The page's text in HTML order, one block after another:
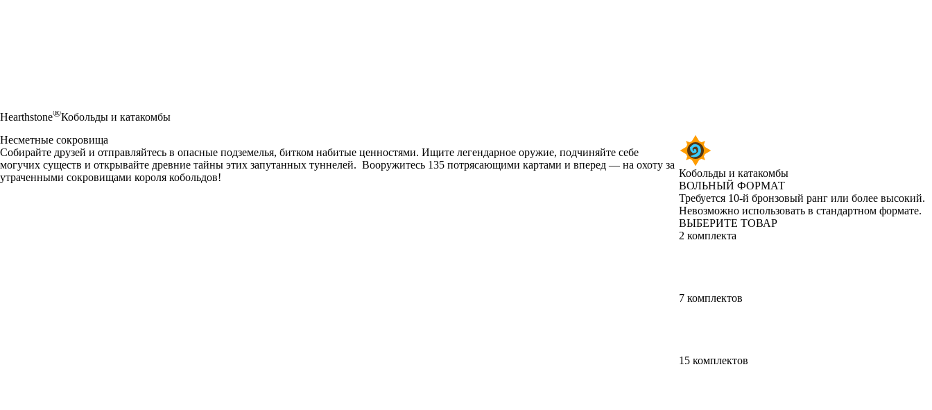
Hearthstone®Кобольды и катакомбы
Кобольды и катакомбы
ВОЛЬНЫЙ ФОРМАТ
Product Notification
Требуется 10-й бронзовый ранг или более высокий.
Невозможно использовать в стандартном формате.
ВЫБЕРИТЕ ТОВАР
2 комплекта
7 комплектов
15 комплектов
Несметные сокровища
Собирайте друзей и отправляйтесь в опасные подземелья, битком набитые ценностями. Ищите легендарное оружие, подчиняйте себе
могучих существ и открывайте древние тайны этих запутанных туннелей. Вооружитесь 135 потрясающими картами и вперед — на охоту за
утраченными сокровищами короля кобольдов!